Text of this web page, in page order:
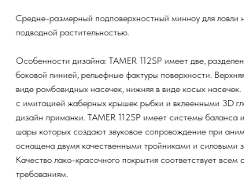
Средне-размерный подповерхностный минноу для ловли
подводной растительностью.
Особенности дизайна: TAMER 112SP имеет две,
боковой линией, рельефные фактуры поверхности.
виде ромбовидных насечек, нижняя в виде косых насечек.
с имитацией жаберных крышек рыбки и вклеенными 3D
дизайн приманки. TAMER 112SP имеет системы баланса
шары которых создают звуковое сопровождение при
оснащена двумя качественными тройниками и силовыми
Качество лако-красочного покрытия соответствует
требованиям.